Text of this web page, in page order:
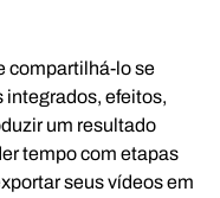
compartilhá-lo se
integrados, efeitos,
um resultado
tempo com etapas
seus vídeos em